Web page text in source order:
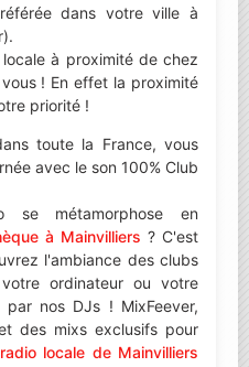
dans votre ville à
à proximité de chez
! En effet la proximité
priorité !
toute la France, vous
avec le son 100% Club
métamorphose en
à Mainvilliers ? C'est
l'ambiance des clubs
ordinateur ou votre
par nos DJs ! MixFeever,
des mixs exclusifs pour
radio locale de Mainvilliers